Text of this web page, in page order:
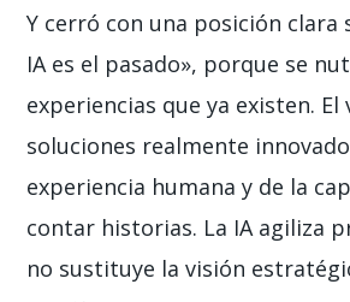
Y cerró con una posición clara
IA es el pasado», porque se
experiencias que ya existen. El
soluciones realmente
experiencia humana y de la
contar historias. La IA agiliza
no sustituye la visión